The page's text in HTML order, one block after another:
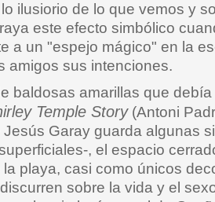
ilusiorio de lo que vemos y
este efecto simbólico
a un "espejo mágico" en la
amigos sus intenciones.
baldosas amarillas que
Temple Story(Antoni
Garay guarda algunas
, el espacio
playa, casi como únicos
sobre la vida y el